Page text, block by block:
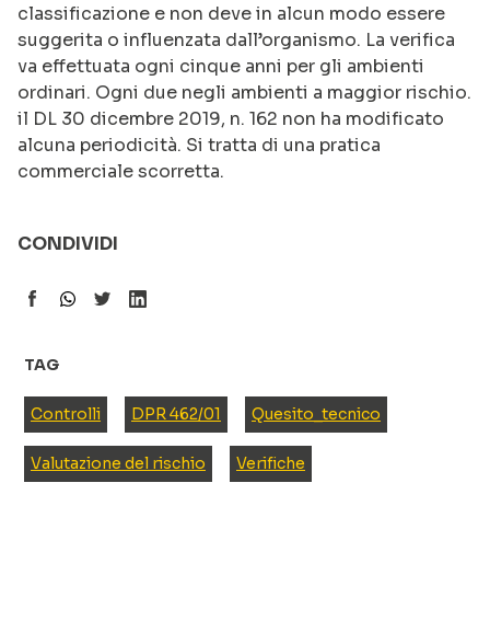
classificazione e non deve in alcun modo essere
suggerita o influenzata dall’organismo. La verifica
va effettuata ogni cinque anni per gli ambienti
ordinari. Ogni due negli ambienti a maggior rischio.
il DL 30 dicembre 2019, n. 162 non ha modificato
alcuna periodicità. Si tratta di una pratica
commerciale scorretta.
CONDIVIDI
TAG
Controlli DPR 462/01 Quesito_tecnico
Valutazione del rischio Verifiche